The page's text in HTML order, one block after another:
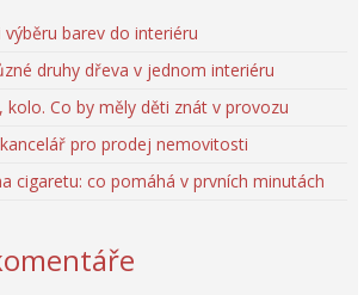
barev do interiéru
druhy dřeva v jednom interiéru
kolo. Co by měly děti znát v provozu
pro prodej nemovitosti
cigaretu: co pomáhá v prvních minutách